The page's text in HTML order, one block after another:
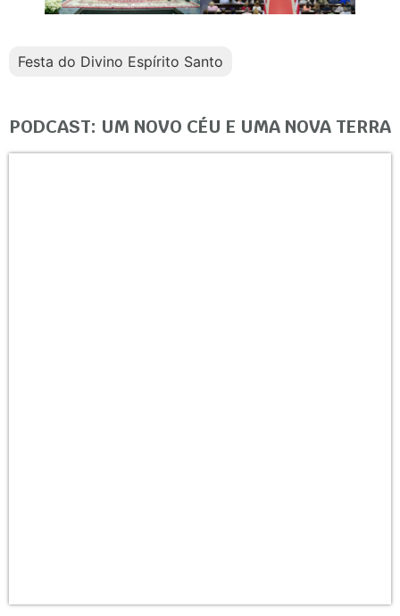
Festa do Divino Espírito Santo
PODCAST: UM NOVO CÉU E UMA NOVA TERRA